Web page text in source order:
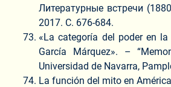
Литературные встречи
2017. С. 676-684.
«La categoría del poder en
García Márquez». –
Universidad de Navarra,
La función del mito en